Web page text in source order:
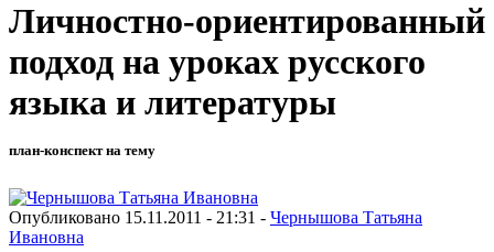
Личностно-ориентированный
подход на уроках русского
языка и литературы
план-конспект на тему
Опубликовано 15.11.2011 - 21:31 - Чернышова Татьяна
Ивановна